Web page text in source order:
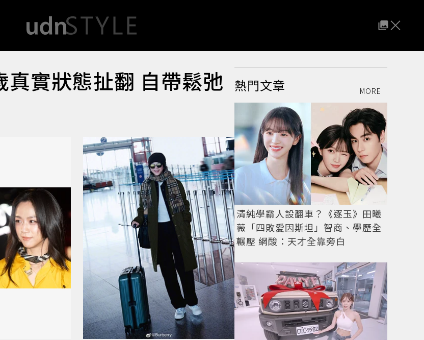
實狀態扯翻 自帶鬆弛
熱門文章 MORE
清純學霸人設翻車？《逐玉》田曦
薇「四敗愛因斯坦」智商、學歷全
輾壓 網酸：天才全靠旁白